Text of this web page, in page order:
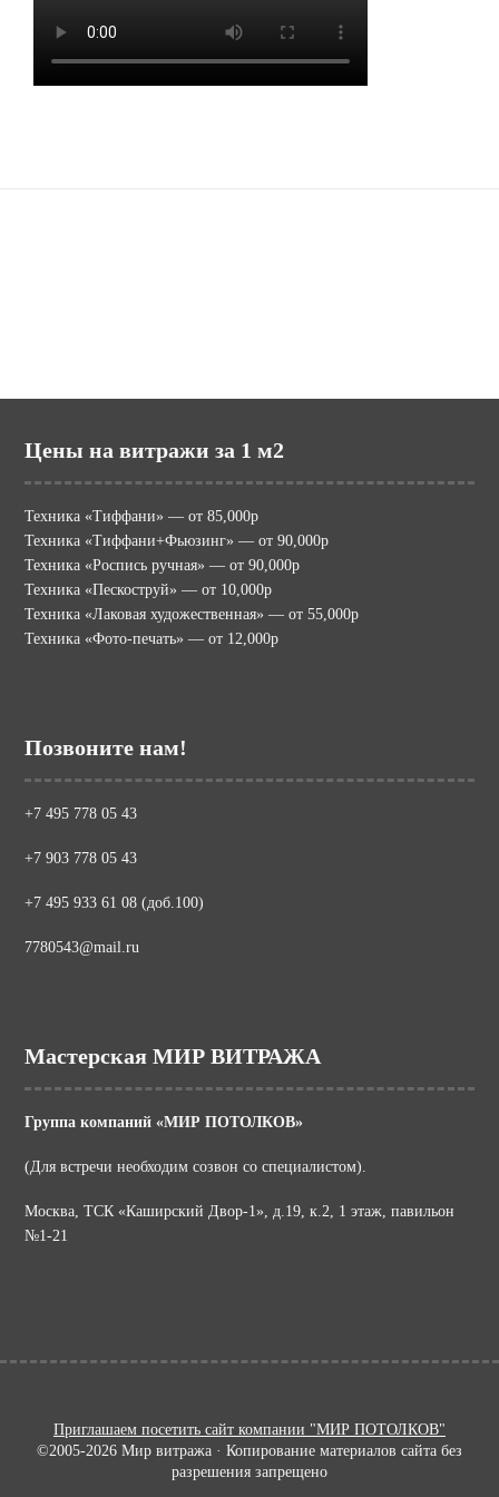
Цены на витражи за 1 м2
Техника «Тиффани» — от 85,000р
Техника «Тиффани+Фьюзинг» — от 90,000р
Техника «Роспись ручная» — от 90,000р
Техника «Пескоструй» — от 10,000р
Техника «Лаковая художественная» — от 55,000р
Техника «Фото-печать» — от 12,000р
Позвоните нам!
+7 495 778 05 43
+7 903 778 05 43
+7 495 933 61 08 (доб.100)
7780543@mail.ru
Мастерская МИР ВИТРАЖА
Группа компаний «МИР ПОТОЛКОВ»
(Для встречи необходим созвон со специалистом).
Москва, ТСК «Каширский Двор-1», д.19, к.2, 1 этаж, павильон
№1-21
Приглашаем посетить сайт компании "МИР ПОТОЛКОВ"
©2005-2026 Мир витража · Копирование материалов сайта без
разрешения запрещено